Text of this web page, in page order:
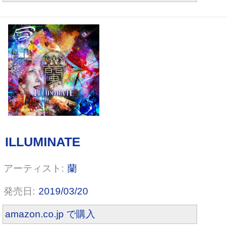
蘭
2019/03/20
amazon.co.jp で購入
4周年ワンマンライブ「雨の日」20